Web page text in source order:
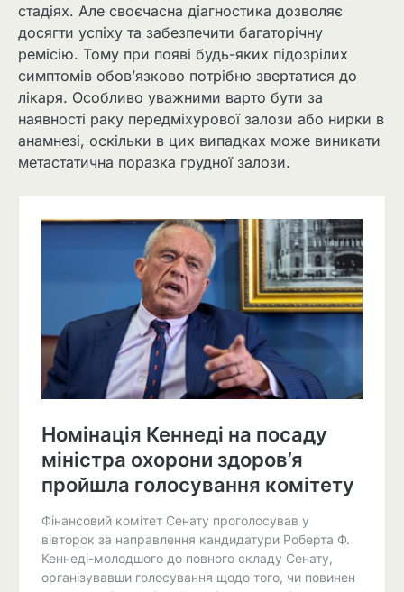
стадіях. Але своєчасна діагностика дозволяє
досягти успіху та забезпечити багаторічну
ремісію. Тому при появі будь-яких підозрілих
симптомів обов’язково потрібно звертатися до
лікаря. Особливо уважними варто бути за
наявності раку передміхурової залози або нирки в
анамнезі, оскільки в цих випадках може виникати
метастатична поразка грудної залози.